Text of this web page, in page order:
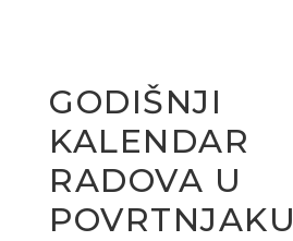
GODIŠNJI
KALENDAR
RADOVA U
POVRTNJAKU